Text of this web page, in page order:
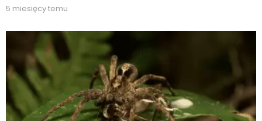
5 miesięcy temu